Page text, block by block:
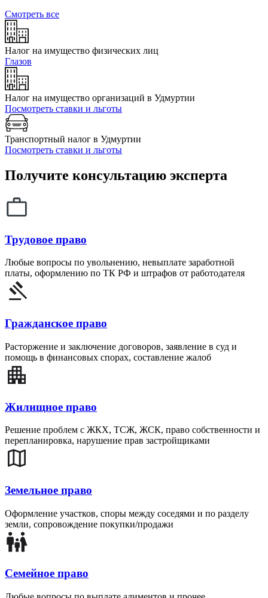
Смотреть все
Налог на имущество физических лиц
Глазов
Налог на имущество организаций в Удмуртии
Посмотреть ставки и льготы
Транспортный налог в Удмуртии
Посмотреть ставки и льготы
Получите консультацию эксперта
Трудовое право
Любые вопросы по увольнению, невыплате заработной
платы, оформлению по ТК РФ и штрафов от работодателя
Гражданское право
Расторжение и заключение договоров, заявление в суд и
помощь в финансовых спорах, составление жалоб
Жилищное право
Решение проблем с ЖКХ, ТСЖ, ЖСК, право собственности и
перепланировка, нарушение прав застройщиками
Земельное право
Оформление участков, споры между соседями и по разделу
земли, сопровождение покупки/продажи
Семейное право